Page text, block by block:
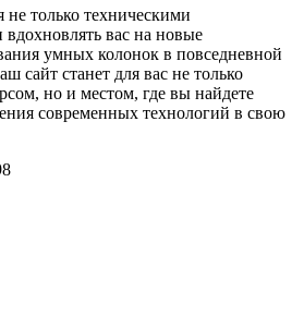
только техническими
вас на новые
умных колонок в повседневной
сайт станет для вас не только
но и местом, где вы найдете
современных технологий в свою